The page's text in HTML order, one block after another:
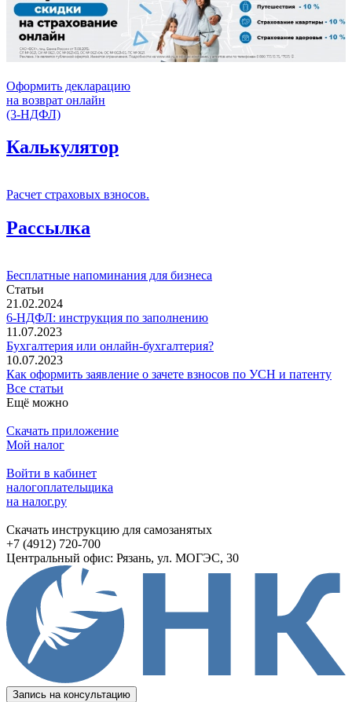
Оформить декларацию
на возврат онлайн
(3-НДФЛ)
Калькулятор
Расчет страховых взносов.
Рассылка
Бесплатные напоминания для бизнеса
Статьи
21.02.2024
6-НДФЛ: инструкция по заполнению
11.07.2023
Бухгалтерия или онлайн-бухгалтерия?
10.07.2023
Как оформить заявление о зачете взносов по УСН и патенту
Все статьи
Ещё можно
Скачать приложение
Мой налог
Войти в кабинет
налогоплательщика
на налог.ру
Скачать инструкцию для самозанятых
+7 (4912) 720-700
Центральный офис: Рязань, ул. МОГЭС, 30
Запись на консультацию